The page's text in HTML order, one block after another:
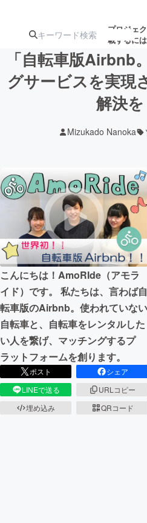
プロジェ
載するには
注目の新着プロ
テクノロジー・ガジェ
映像・映画
ビジネス・起業
まちづくり・地域活性化
CAMPFIRE for Social Good
CAMPFIREふるさと納税
「自転車版Airbnb
グサービスを実現
解決を
Mizukado Nanoka
こんにちは！AmoRIde（アモラ
イド）です。 私たちは、言わば自
転車版のAirbnb。使われていない
自転車と、自転車をレンタルした
い人を繋げ、マッチングするプ
ラットフォームを創ります。
ポスト
シェア
LINEで送る
URLコピー
埋め込み
QRコード